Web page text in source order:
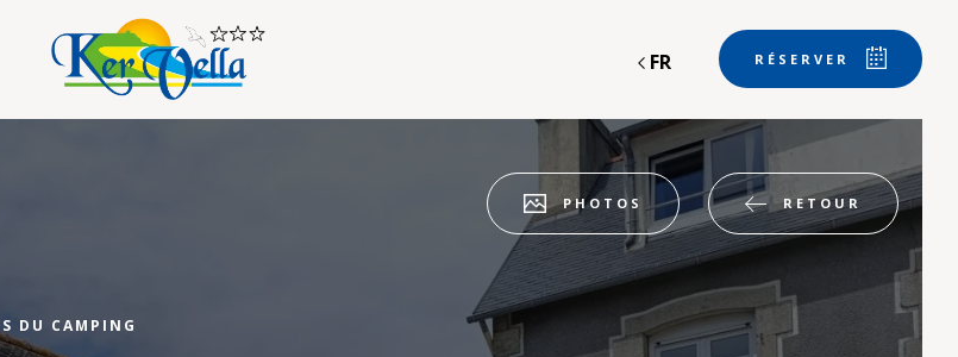
RÉSERVER
FR
Départ
Départ
PHOTOS RETOUR
DU CAMPING